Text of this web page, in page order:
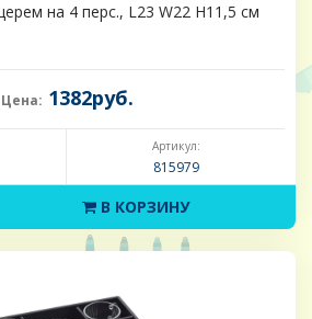
на 4 перс., L23 W22 H11,5 см
Цена: 1382руб.
Артикул:
815979
В КОРЗИНУ